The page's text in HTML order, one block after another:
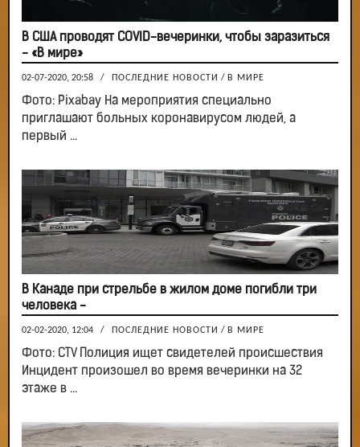
В США проводят COVID-вечеринки, чтобы заразиться
- «В мире»
02-07-2020, 20:58 / ПОСЛЕДНИЕ НОВОСТИ / В МИРЕ
Фото: Pixabay На мероприятия специально
приглашают больных коронавирусом людей, а
первый ...
В Канаде при стрельбе в жилом доме погибли три
человека -
02-02-2020, 12:04 / ПОСЛЕДНИЕ НОВОСТИ / В МИРЕ
Фото: CTV Полиция ищет свидетелей происшествия
Инцидент произошел во время вечеринки на 32
этаже в ...